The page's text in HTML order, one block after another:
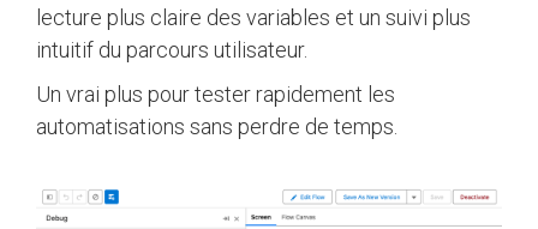
lecture plus claire des variables et un suivi plus
intuitif du parcours utilisateur.
Un vrai plus pour tester rapidement les
automatisations sans perdre de temps.